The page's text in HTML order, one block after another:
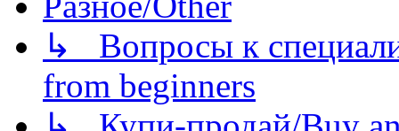
↳ Вопросы к
from beginners